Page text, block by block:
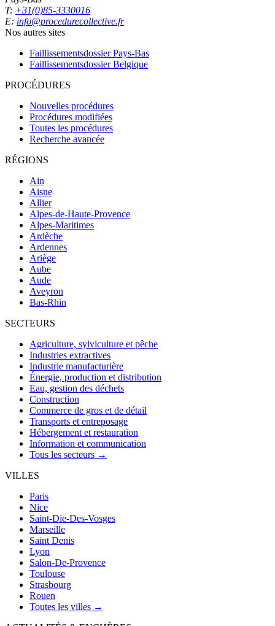
T: +31(0)85-3330016
E: info@procedurecollective.fr
Nos autres sites
Faillissementsdossier Pays-Bas
Faillissementsdossier Belgique
PROCÉDURES
Nouvelles procédures
Procédures modifiées
Toutes les procédures
Recherche avancée
RÉGIONS
Ain
Aisne
Allier
Alpes-de-Haute-Provence
Alpes-Maritimes
Ardèche
Ardennes
Ariège
Aube
Aude
Aveyron
Bas-Rhin
SECTEURS
Agriculture, sylviculture et pêche
Industries extractives
Industrie manufacturière
Énergie, production et distribution
Eau, gestion des déchets
Construction
Commerce de gros et de détail
Transports et entreposage
Hébergement et restauration
Information et communication
Tous les secteurs →
VILLES
Paris
Nice
Saint-Die-Des-Vosges
Marseille
Saint Denis
Lyon
Salon-De-Provence
Toulouse
Strasbourg
Rouen
Toutes les villes →